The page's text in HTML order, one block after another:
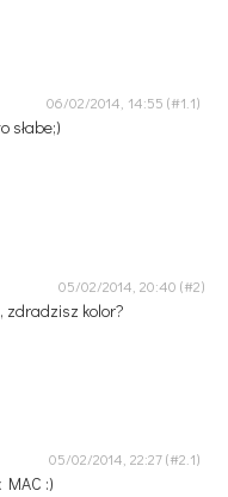
06/02/2014, 14:55
słabe;)
05/02/2014, 20:40
zdradzisz kolor?
05/02/2014, 22:27
:)